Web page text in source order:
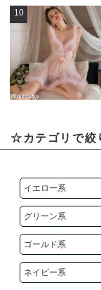
10
☆カテゴリで絞
イエロー系
グリーン系
ゴールド系
ネイビー系